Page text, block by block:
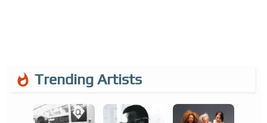
Trending Artists